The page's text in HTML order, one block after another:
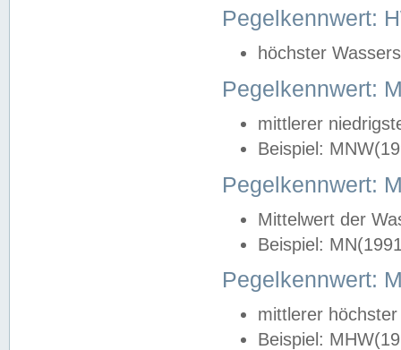
Pegelkennwert:
höchster
Pegelkennwert:
mittlerer
Beispiel:
Pegelkennwert:
Mittelwert der
Beispiel:
Pegelkennwert:
mittlerer
Beispiel: